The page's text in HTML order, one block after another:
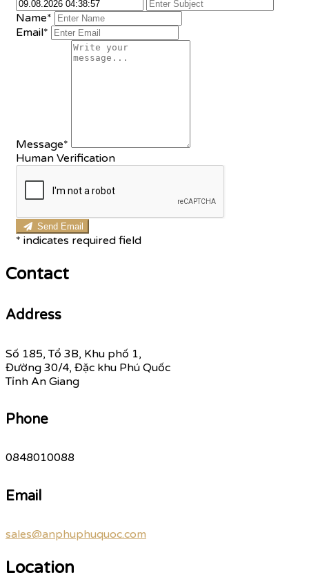
Name*
Email*
Message*
Human Verification
Send Email
* indicates required field
Contact
Address
Số 185, Tổ 3B, Khu phố 1,
Đường 30/4, Đặc khu Phú Quốc
Tỉnh An Giang
Phone
0848010088
Email
sales@anphuphuquoc.com
Location